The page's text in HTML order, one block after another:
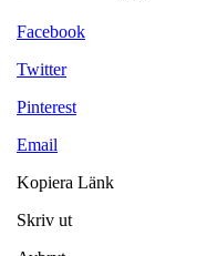
Facebook
Twitter
Pinterest
Email
Kopiera Länk
Skriv ut